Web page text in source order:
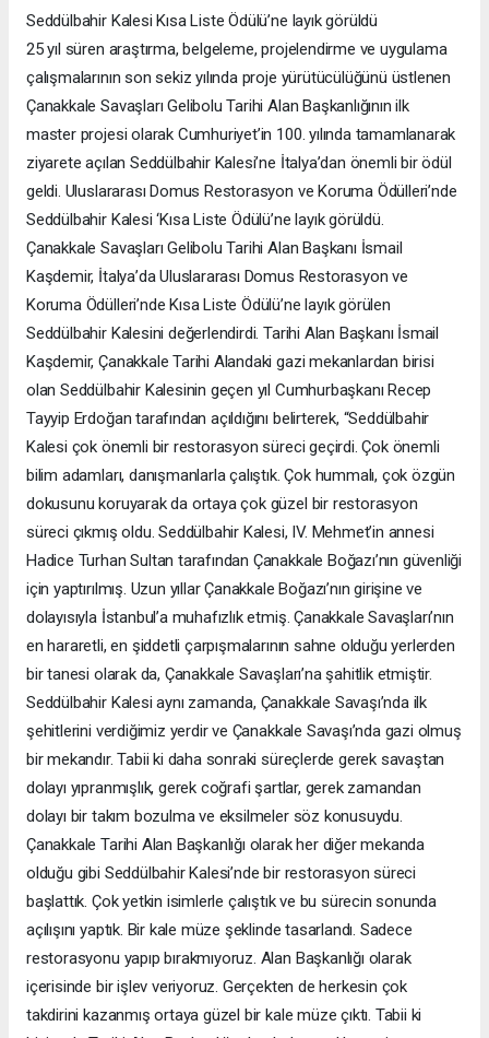
Seddülbahir Kalesi Kısa Liste Ödülü’ne layık görüldü
25 yıl süren araştırma, belgeleme, projelendirme ve uygulama
çalışmalarının son sekiz yılında proje yürütücülüğünü üstlenen
Çanakkale Savaşları Gelibolu Tarihi Alan Başkanlığının ilk
master projesi olarak Cumhuriyet’in 100. yılında tamamlanarak
ziyarete açılan Seddülbahir Kalesi’ne İtalya’dan önemli bir ödül
geldi. Uluslararası Domus Restorasyon ve Koruma Ödülleri’nde
Seddülbahir Kalesi ‘Kısa Liste Ödülü’ne layık görüldü.
Çanakkale Savaşları Gelibolu Tarihi Alan Başkanı İsmail
Kaşdemir, İtalya’da Uluslararası Domus Restorasyon ve
Koruma Ödülleri’nde Kısa Liste Ödülü’ne layık görülen
Seddülbahir Kalesini değerlendirdi. Tarihi Alan Başkanı İsmail
Kaşdemir, Çanakkale Tarihi Alandaki gazi mekanlardan birisi
olan Seddülbahir Kalesinin geçen yıl Cumhurbaşkanı Recep
Tayyip Erdoğan tarafından açıldığını belirterek, “Seddülbahir
Kalesi çok önemli bir restorasyon süreci geçirdi. Çok önemli
bilim adamları, danışmanlarla çalıştık. Çok hummalı, çok özgün
dokusunu koruyarak da ortaya çok güzel bir restorasyon
süreci çıkmış oldu. Seddülbahir Kalesi, IV. Mehmet’in annesi
Hadice Turhan Sultan tarafından Çanakkale Boğazı’nın güvenliği
için yaptırılmış. Uzun yıllar Çanakkale Boğazı’nın girişine ve
dolayısıyla İstanbul’a muhafızlık etmiş. Çanakkale Savaşları’nın
en hararetli, en şiddetli çarpışmalarının sahne olduğu yerlerden
bir tanesi olarak da, Çanakkale Savaşları’na şahitlik etmiştir.
Seddülbahir Kalesi aynı zamanda, Çanakkale Savaşı’nda ilk
şehitlerini verdiğimiz yerdir ve Çanakkale Savaşı’nda gazi olmuş
bir mekandır. Tabii ki daha sonraki süreçlerde gerek savaştan
dolayı yıpranmışlık, gerek coğrafi şartlar, gerek zamandan
dolayı bir takım bozulma ve eksilmeler söz konusuydu.
Çanakkale Tarihi Alan Başkanlığı olarak her diğer mekanda
olduğu gibi Seddülbahir Kalesi’nde bir restorasyon süreci
başlattık. Çok yetkin isimlerle çalıştık ve bu sürecin sonunda
açılışını yaptık. Bir kale müze şeklinde tasarlandı. Sadece
restorasyonu yapıp bırakmıyoruz. Alan Başkanlığı olarak
içerisinde bir işlev veriyoruz. Gerçekten de herkesin çok
takdirini kazanmış ortaya güzel bir kale müze çıktı. Tabii ki